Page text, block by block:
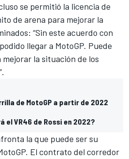
se permitió la licencia de
de arena para mejorar la
“Sin este acuerdo con
llegar a MotoGP. Puede
la situación de los
de MotoGP a partir de 2022
el VR46 de Rossi en 2022?
la que puede ser su
El contrato del corredor